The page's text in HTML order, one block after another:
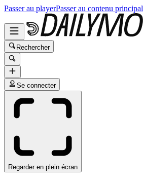
Passer au playerPasser au contenu principal
Rechercher
Se connecter
Regarder en plein écran